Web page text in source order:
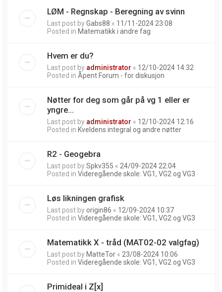
LØM - Regnskap - Beregning av svinn
Last post byGabs88 « 11/11-2024 23:08
Posted in Matematikk i andre fag
Hvem er du?
Last post by administrator « 12/10-2024 14:32
Posted in Åpent Forum - for diskusjon
Nøtter for deg som går på vg 1 eller er
yngre...
Last post by administrator « 12/10-2024 12:16
Posted in Kveldens integral og andre nøtter
R2 - Geogebra
Last post bySpkv355 « 24/09-2024 22:04
Posted in Videregående skole: VG1, VG2 og VG3
Løs likningen grafisk
Last post byorigin86 « 12/09-2024 10:37
Posted in Videregående skole: VG1, VG2 og VG3
Matematikk X - tråd (MAT02-02 valgfag)
Last post by MatteTor « 23/08-2024 10:06
Posted in Videregående skole: VG1, VG2 og VG3
Primideal i Z[x]